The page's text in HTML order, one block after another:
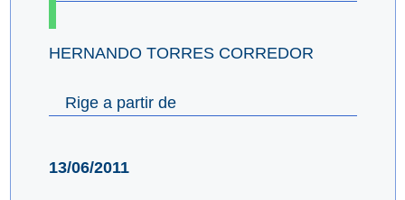
HERNANDO TORRES CORREDOR
Rige a partir de
13/06/2011